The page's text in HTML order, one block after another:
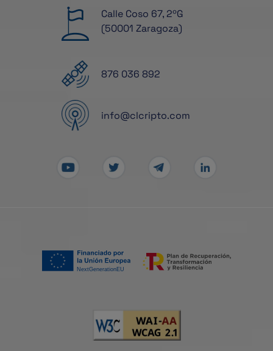
Calle Coso 67, 2ºG
(50001 Zaragoza)
876 036 892
info@clcripto.com